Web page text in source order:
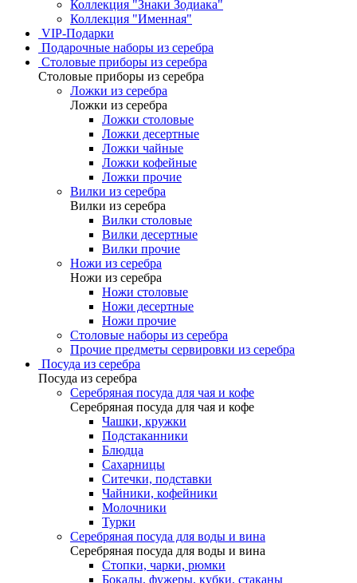
Коллекция "Знаки Зодиака"
Коллекция "Именная"
VIP-Подарки
Подарочные наборы из серебра
Столовые приборы из серебра
Столовые приборы из серебра
Ложки из серебра
Ложки из серебра
Ложки столовые
Ложки десертные
Ложки чайные
Ложки кофейные
Ложки прочие
Вилки из серебра
Вилки из серебра
Вилки столовые
Вилки десертные
Вилки прочие
Ножи из серебра
Ножи из серебра
Ножи столовые
Ножи десертные
Ножи прочие
Столовые наборы из серебра
Прочие предметы сервировки из серебра
Посуда из серебра
Посуда из серебра
Серебряная посуда для чая и кофе
Серебряная посуда для чая и кофе
Чашки, кружки
Подстаканники
Блюдца
Сахарницы
Ситечки, подставки
Чайники, кофейники
Молочники
Турки
Серебряная посуда для воды и вина
Серебряная посуда для воды и вина
Стопки, чарки, рюмки
Бокалы, фужеры, кубки, стаканы